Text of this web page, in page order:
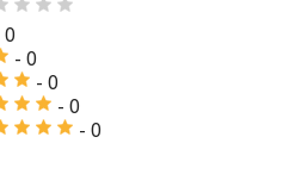
0
- 0
- 0
- 0
- 0